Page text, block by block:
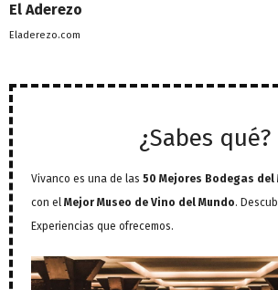
El Aderezo
Eladerezo.com
¿Sabes qué?
Vivanco es una de las 50 Mejores Bodegas del
con el Mejor Museo de Vino del Mundo.
Experiencias que ofrecemos.